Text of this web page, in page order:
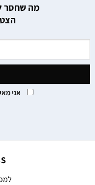
מה שחסר
אני